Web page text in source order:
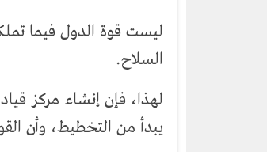
ليست قوة الدول فيما
السلاح.
لهذا، فإن إنشاء مركز
يبدأ من التخطيط، وأن